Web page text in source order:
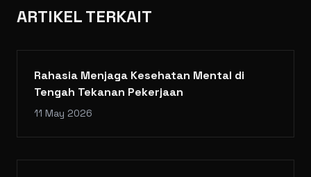
ARTIKEL TERKAIT
Rahasia Menjaga Kesehatan Mental di
Tengah Tekanan Pekerjaan
11 May 2026